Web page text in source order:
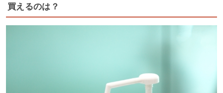
買えるのは？